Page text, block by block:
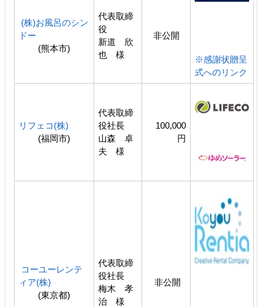
(株)お風呂のシン
ドー
(熊本市)
代表取締
役
新道 欣
也 様
非公開
※感謝状贈呈
式へのリンク
リフェコ(株)
(福岡市)
代表取締
役社長
山森 卓
夫 様
100,000
円
コーユーレンテ
ィア(株)
(東京都)
代表取締
役社長
梅木 孝
治 様
非公開